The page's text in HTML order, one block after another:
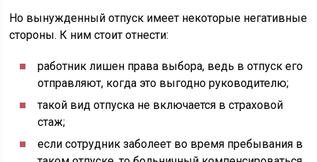
Но вынужденный отпуск имеет некоторые негативные
стороны. К ним стоит отнести:
работник лишен права выбора, ведь в отпуск его
отправляют, когда это выгодно руководителю;
такой вид отпуска не включается в страховой
стаж;
если сотрудник заболеет во время пребывания в